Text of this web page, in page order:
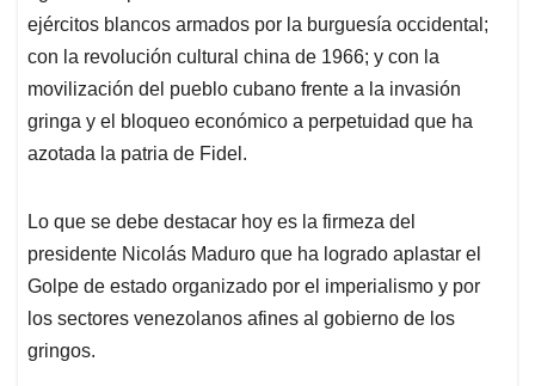
ejércitos blancos armados por la burguesía occidental;
con la revolución cultural china de 1966; y con la
movilización del pueblo cubano frente a la invasión
gringa y el bloqueo económico a perpetuidad que ha
azotada la patria de Fidel.
Lo que se debe destacar hoy es la firmeza del
presidente Nicolás Maduro que ha logrado aplastar el
Golpe de estado organizado por el imperialismo y por
los sectores venezolanos afines al gobierno de los
gringos.